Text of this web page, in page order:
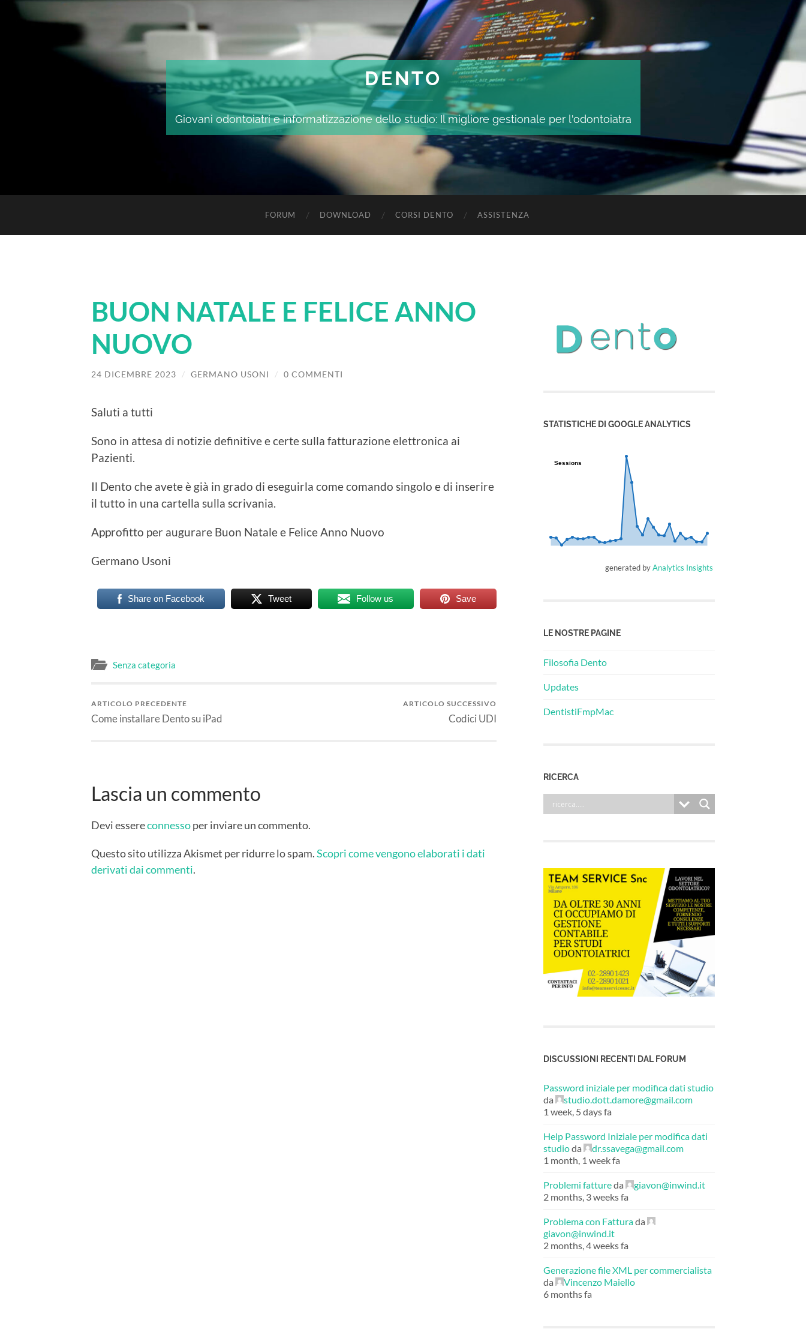
DENTO
Giovani odontoiatri e informatizzazione dello studio: Il migliore gestionale per l'odontoiatra
FORUM DOWNLOAD CORSI DENTO ASSISTENZA
BUON NATALE E FELICE ANNO
NUOVO
24 DICEMBRE 2023 / GERMANO USONI / 0 COMMENTI
Saluti a tutti
Sono in attesa di notizie definitive e certe sulla fatturazione elettronica ai
Pazienti.
Il Dento che avete è già in grado di eseguirla come comando singolo e di inserire
il tutto in una cartella sulla scrivania.
Approfitto per augurare Buon Natale e Felice Anno Nuovo
Germano Usoni
Share on Facebook Tweet Follow us Save
Senza categoria
ARTICOLO PRECEDENTE
Come installare Dento su iPad
ARTICOLO SUCCESSIVO
Codici UDI
Lascia un commento
Devi essereconnessoper inviare un commento.
Questo sito utilizza Akismet per ridurre lo spam.Scopri come vengono elaborati i dati
derivati dai commenti.
STATISTICHE DI GOOGLE ANALYTICS
Sessions
Sessions
generated byAnalytics Insights
LE NOSTRE PAGINE
Filosofia Dento
Updates
DentistiFmpMac
RICERCA
DISCUSSIONI RECENTI DAL FORUM
Password iniziale per modifica dati studio
da
studio.dott.damore@gmail.com
1 week, 5 days fa
Help Password Iniziale per modifica dati
studioda
dr.ssavega@gmail.com
1 month, 1 week fa
Problemi fattureda
giavon@inwind.it
2 months, 3 weeks fa
Problema con Fatturada
giavon@inwind.it
2 months, 4 weeks fa
Generazione file XML per commercialista
da
Vincenzo Maiello
6 months fa